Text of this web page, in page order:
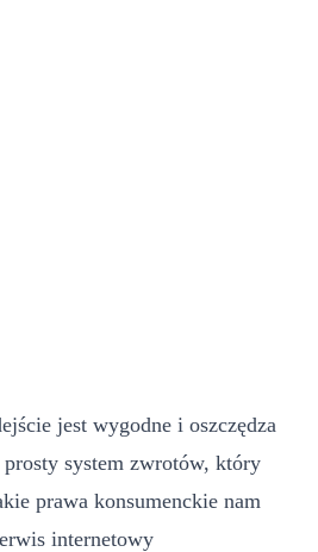
jest wygodne i oszczędza
system zwrotów, który
prawa konsumenckie nam
internetowy